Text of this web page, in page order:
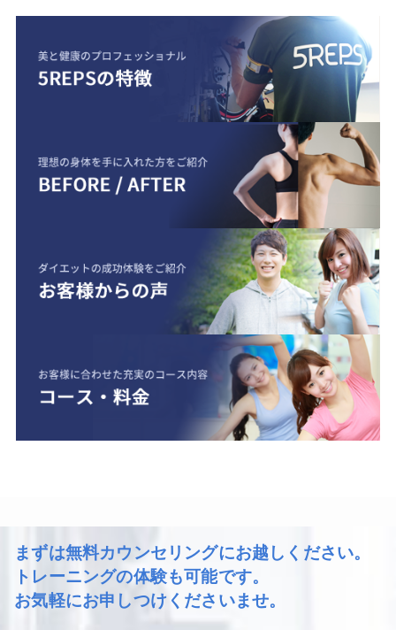
まずは無料カウンセリングにお越しください。
トレーニングの体験も可能です。
お気軽にお申しつけくださいませ。